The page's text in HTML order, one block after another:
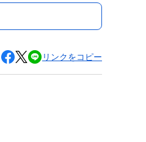
リンクをコピー